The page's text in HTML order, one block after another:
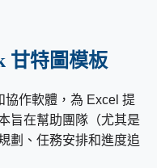
甘特圖模板
協作軟體，為 Excel 提
旨在幫助團隊（尤其是
劃、任務安排和進度追